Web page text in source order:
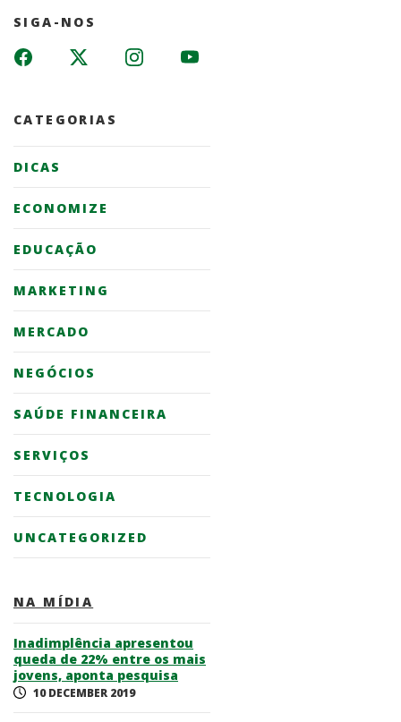
SIGA-NOS
CATEGORIAS
DICAS
ECONOMIZE
EDUCAÇÃO
MARKETING
MERCADO
NEGÓCIOS
SAÚDE FINANCEIRA
SERVIÇOS
TECNOLOGIA
UNCATEGORIZED
NA MÍDIA
Inadimplência apresentou
queda de 22% entre os mais
jovens, aponta pesquisa
10 DECEMBER 2019